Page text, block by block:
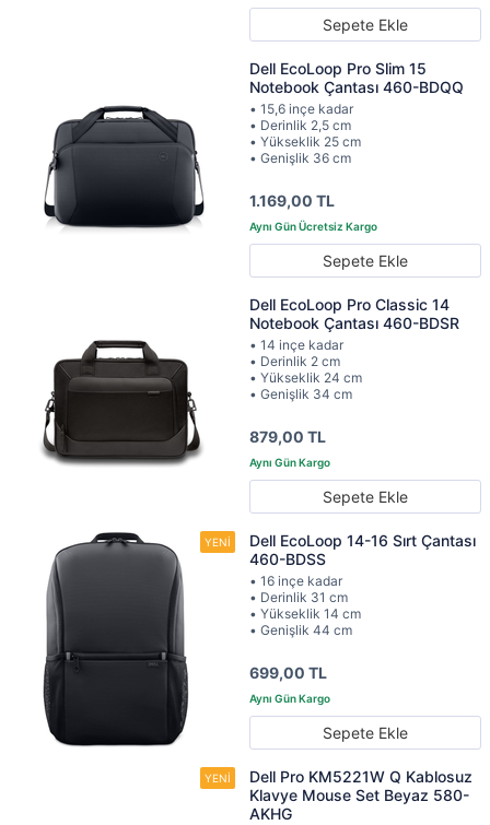
Sepete Ekle
Dell EcoLoop Pro Slim 15
Notebook Çantası 460-BDQQ
• 15,6 inçe kadar
• Derinlik 2,5 cm
• Yükseklik 25 cm
• Genişlik 36 cm
1.169,00 TL
Sepete Ekle
Dell EcoLoop Pro Classic 14
Notebook Çantası 460-BDSR
• 14 inçe kadar
• Derinlik 2 cm
• Yükseklik 24 cm
• Genişlik 34 cm
879,00 TL
Sepete Ekle
Dell EcoLoop 14-16 Sırt Çantası
460-BDSS
• 16 inçe kadar
• Derinlik 31 cm
• Yükseklik 14 cm
• Genişlik 44 cm
699,00 TL
Sepete Ekle
Dell Pro KM5221W Q Kablosuz
Klavye Mouse Set Beyaz 580-
AKHG